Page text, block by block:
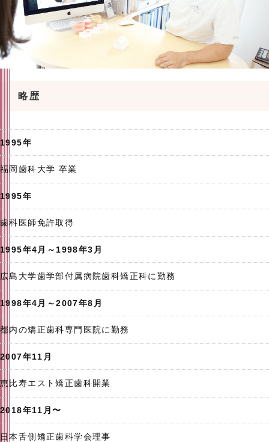
略歴
1995年
福岡歯科大学 卒業
1995年
歯科医師免許取得
1995年4月～1998年3月
広島大学歯学部付属病院歯科矯正科に勤務
1998年4月～2007年8月
都内の矯正歯科専門医院に勤務
2007年11月
恵比寿エスト矯正歯科開業
2018年11月〜
日本舌側矯正歯科学会理事